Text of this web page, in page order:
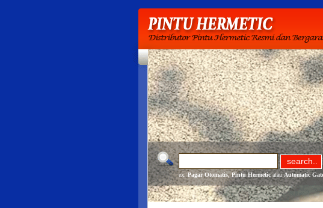
ex. Pagar Otomatis,Pintu HermeticatauAutomatic